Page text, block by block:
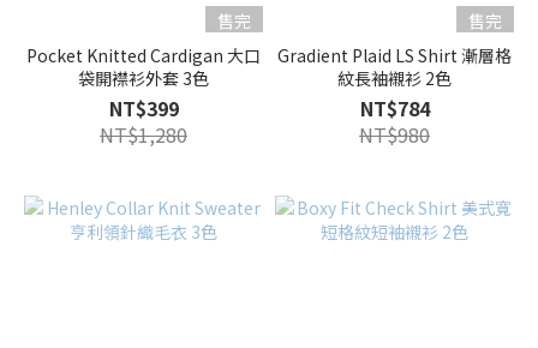
售完
Pocket Knitted Cardigan 大口
袋開襟衫外套 3色
NT$399
NT$1,280
售完
Gradient Plaid LS Shirt 漸層格
紋長袖襯衫 2色
NT$784
NT$980